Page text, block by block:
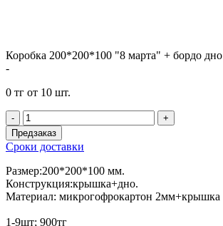
Коробка 200*200*100 "8 марта" + бордо дно
-
0 тг от 10 шт.
-
+
Предзаказ
Сроки доставки
Размер:200*200*100 мм.
Конструкция:крышка+дно.
Материал: микрогофрокартон 2мм+крышка
1-9шт; 900тг